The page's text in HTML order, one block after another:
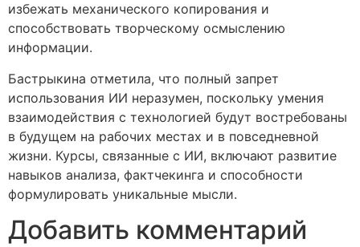
избежать механического копирования и
способствовать творческому осмыслению
информации.
Бастрыкина отметила, что полный запрет
использования ИИ неразумен, поскольку умения
взаимодействия с технологией будут востребованы
в будущем на рабочих местах и в повседневной
жизни. Курсы, связанные с ИИ, включают развитие
навыков анализа, фактчекинга и способности
формулировать уникальные мысли.
Добавить комментарий